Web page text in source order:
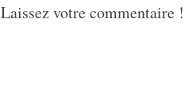
Laissez votre commentaire !